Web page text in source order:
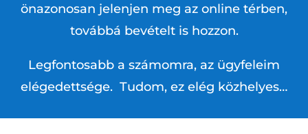
önazonosan jelenjen meg az online térben,
továbbá bevételt is hozzon.
Legfontosabb a számomra, az ügyfeleim
elégedettsége. Tudom, ez elég közhelyes…